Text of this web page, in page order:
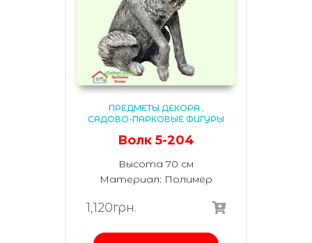
ПРЕДМЕТЫ ДЕКОРА ,
САДОВО-ПАРКОВЫЕ ФИГУРЫ
Волк 5-204
Высота 70 см
Материал: Полимер
1,120грн.